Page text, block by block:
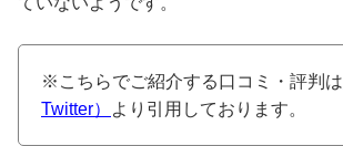
※こちらでご紹介する口コミ・評判は
Twitter）
より引用しております。